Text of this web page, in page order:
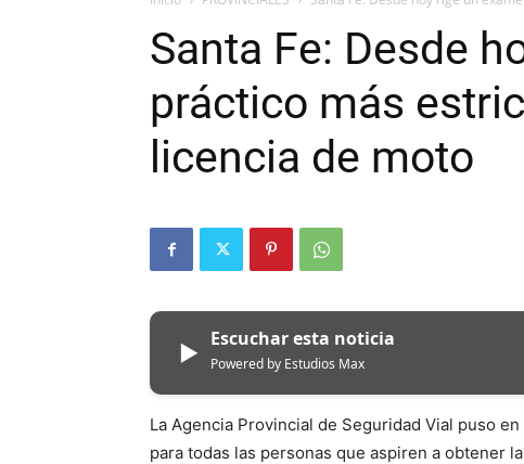
Santa Fe: Desde
práctico más
licencia de moto
▶ Escuchar esta noticia
Powered by Estudios Max
La Agencia Provincial de Seguridad Vial puso
para todas las personas que aspiren a obtener